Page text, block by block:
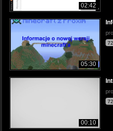
02:42
05:30
00:10